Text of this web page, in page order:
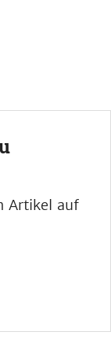
Artikel auf